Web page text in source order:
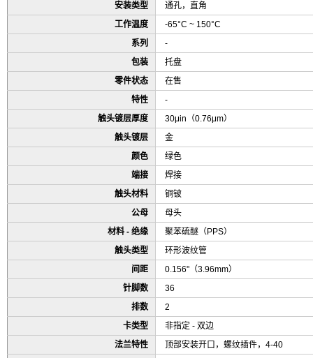
安装类型
通孔，直角
工作温度
-65°C ~ 150°C
系列
-
包装
托盘
零件状态
在售
特性
-
触头镀层厚度
30μin（0.76μm）
触头镀层
金
颜色
绿色
端接
焊接
触头材料
铜铍
公母
母头
材料 - 绝缘
聚苯硫醚（PPS）
触头类型
环形波纹管
间距
0.156"（3.96mm）
针脚数
36
排数
2
卡类型
非指定 - 双边
法兰特性
顶部安装开口，螺纹插件，4-40